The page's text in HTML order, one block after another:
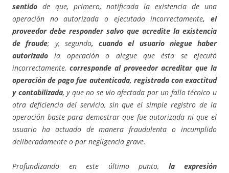
sentido de que, primero, notificada la existencia de una
operación no autorizada o ejecutada incorrectamente, el
proveedor debe responder salvo que acredite la existencia
de fraude; y, segundo, cuando el usuario niegue haber
autorizado la operación o alegue que ésta se ejecutó
incorrectamente, corresponde al proveedor acreditar que la
operación de pago fue autenticada, registrada con exactitud
y contabilizada, y que no se vio afectada por un fallo técnico u
otra deficiencia del servicio, sin que el simple registro de la
operación baste para demostrar que fue autorizada ni que el
usuario ha actuado de manera fraudulenta o incumplido
deliberadamente o por negligencia grave.
Profundizando en este último punto, la expresión